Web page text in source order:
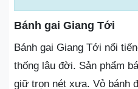
Bánh gai Giang Tới
Bánh gai Giang Tới nổi
thống lâu đời. Sản phẩm
giữ trọn nét xưa. Vỏ bánh